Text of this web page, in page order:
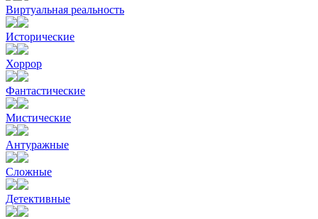
Виртуальная реальность
Исторические
Хоррор
Фантастические
Мистические
Антуражные
Сложные
Детективные